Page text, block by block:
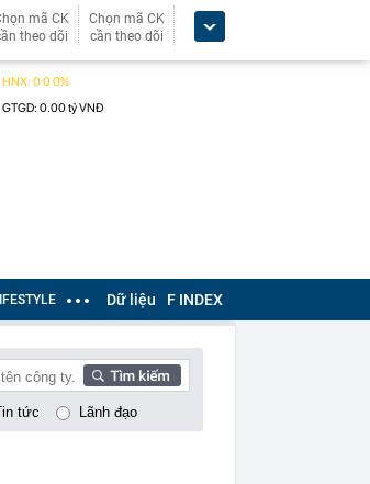
mã CK
theo dõi
Chọn mã CK
cần theo dõi
Dữ liệu F INDEX
tức Lãnh đạo